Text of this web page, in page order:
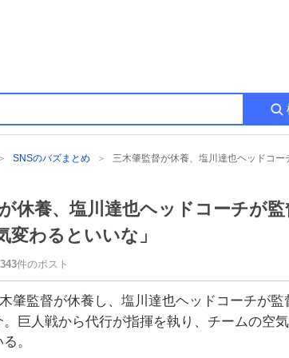
SNSのバズまとめ
休養、塩川達也ヘッドコーチが
変わるといいな」
343件のポスト
肇監督が休養し、塩川達也ヘッドコーチが監
巨人戦から代行が指揮を執り、チームの空
。